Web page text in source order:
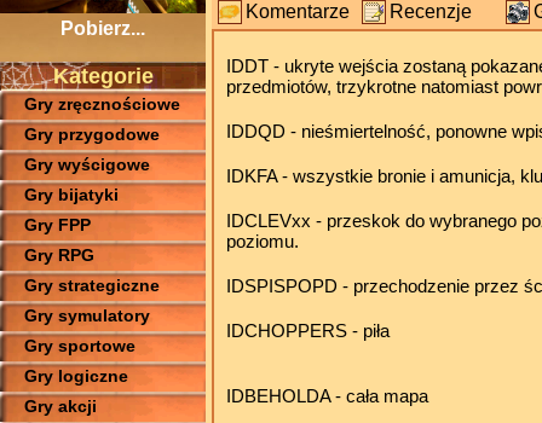
Pobierz...
Kategorie
Gry zręcznościowe
Gry przygodowe
Gry wyścigowe
Gry bijatyki
Gry FPP
Gry RPG
Gry strategiczne
Gry symulatory
Gry sportowe
Gry logiczne
Gry akcji
Komentarze Recenzje
IDDT - ukryte wejścia zostaną
przedmiotów, trzykrotne natomiast
IDDQD - nieśmiertelność, ponowne
IDKFA - wszystkie bronie i amunicja,
IDCLEVxx - przeskok do wybranego
poziomu.
IDSPISPOPD - przechodzenie przez
IDCHOPPERS - piła
IDBEHOLDA - cała mapa